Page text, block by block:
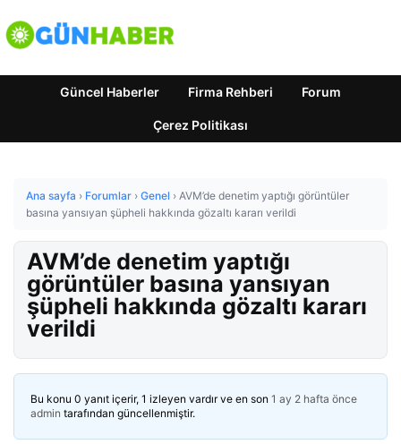
Güncel Haberler Firma Rehberi Forum
Çerez Politikası
Ana sayfa › Forumlar › Genel › AVM’de denetim yaptığı görüntüler
basına yansıyan şüpheli hakkında gözaltı kararı verildi
AVM’de denetim yaptığı
görüntüler basına yansıyan
şüpheli hakkında gözaltı kararı
verildi
Bu konu 0 yanıt içerir, 1 izleyen vardır ve en son 1 ay 2 hafta önce
admin tarafından güncellenmiştir.